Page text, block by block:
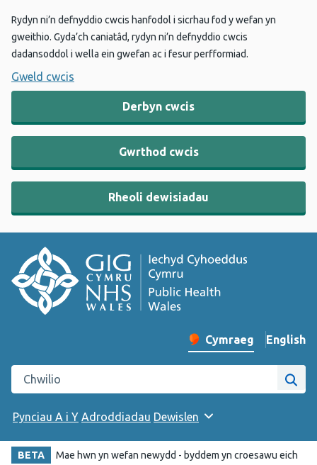
Rydyn ni’n defnyddio cwcis hanfodol i sicrhau fod y wefan yn
gweithio. Gyda’ch caniatâd, rydyn ni’n defnyddio cwcis
dadansoddol i wella ein gwefan ac i fesur perfformiad.
Gweld cwcis
Derbyn cwcis
Gwrthod cwcis
Rheoli dewisiadau
Newid iaith y wefan
Cymraeg English
–
Chwilio gwefan Iechyd Cyhoeddus Cymru
Pynciau A i Y Adroddiadau Dewislen
BETA
Mae hwn yn wefan newydd - byddem yn croesawu eich